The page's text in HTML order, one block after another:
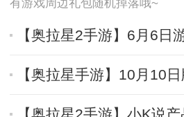
有游戏周边礼包随机掉落哦~
【奥拉星2手游】6月6日